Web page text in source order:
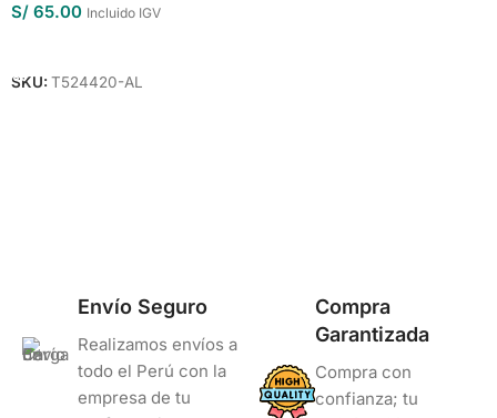
S/ 65.00 Incluido IGV
SKU: T524420-AL
Envío Seguro
Realizamos envíos a
todo el Perú con la
empresa de tu
Compra
Garantizada
Compra con
confianza; tu